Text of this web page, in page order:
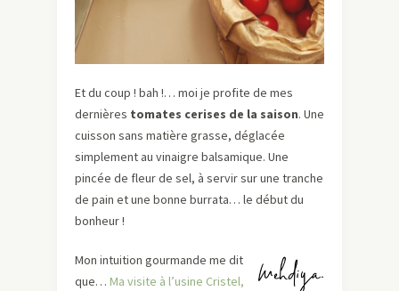
Et du coup ! bah !… moi je profite de mes
dernières tomates cerises de la saison. Une
cuisson sans matière grasse, déglacée
simplement au vinaigre balsamique. Une
pincée de fleur de sel, à servir sur une tranche
de pain et une bonne burrata… le début du
bonheur !
Mon intuition gourmande me dit
que… Ma visite à l’usine Cristel,